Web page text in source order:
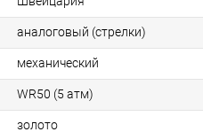
аналоговый (стрелки)
механический
WR50 (5 атм)
золото